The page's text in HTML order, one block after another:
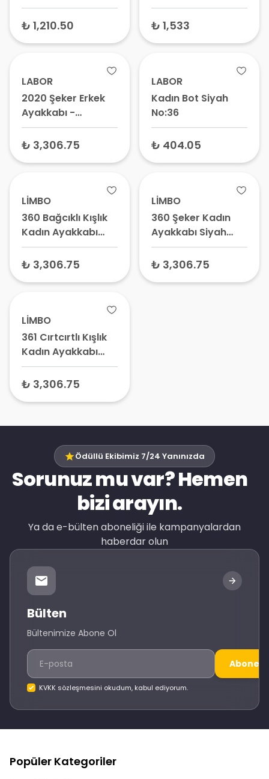
Deri Sandalet Siyah
₺ 1,210.50
Anatomik Deri
Sandalet Gold
₺ 1,533
LABOR
2020 Şeker Erkek
Ayakkabı -
Diyabetik
Ayakkabı,
Ayakkabı
₺ 3,306.75
LABOR
Kadın Bot Siyah
No:36
₺ 404.05
LİMBO
360 Bağcıklı Kışlık
Kadın Ayakkabı
Siyah No:37 –
Konforlu Kışlık Bot,
₺ 3,306.75
LİMBO
360 Şeker Kadın
Ayakkabı Siyah
No:39 – Günlük
Ortopedik
₺ 3,306.75
LİMBO
361 Cırtcırtlı Kışlık
Kadın Ayakkabı
Kahverengi No:36 -
Pratik Kışlık Bot,
₺ 3,306.75
Ödüllü Ekibimiz 7/24 Yanınızda
Sorunuz mu var? Hemen
bizi arayın.
Ya da e-bülten aboneliği ile kampanyalardan
haberdar olun
Bülten
Bültenimize Abone Ol
Abone
KVKK sözleşmesini okudum, kabul ediyorum.
Popüler Kategoriler